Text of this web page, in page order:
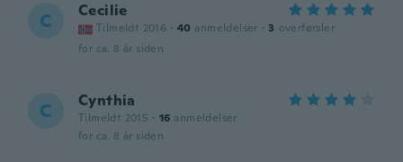
C Cecilie
Tilmeldt 2016 · 40 anmeldelser · 3 overførsler
for ca. 8 år siden
C Cynthia
Tilmeldt 2015 · 16 anmeldelser
for ca. 8 år siden